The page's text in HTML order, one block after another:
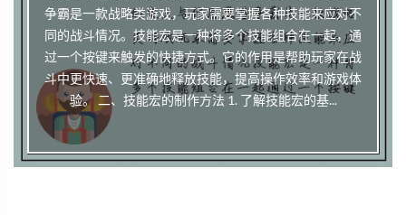
争霸是一款战略类游戏，玩家需要掌握各种技能来应对不
同的战斗情况。技能宏是一种将多个技能组合在一起，通
过一个按键来触发的快捷方式。它的作用是帮助玩家在战
斗中更快速、更准确地释放技能，提高操作效率和游戏体
验。 二、技能宏的制作方法 1. 了解技能宏的基...